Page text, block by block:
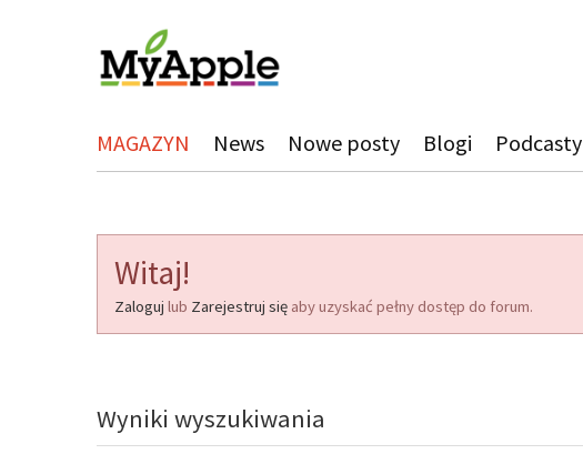
MAGAZYN News Nowe posty Blogi Podcasty
Witaj!
Zaloguj lub Zarejestruj się aby uzyskać pełny dostęp do forum.
Wyniki wyszukiwania